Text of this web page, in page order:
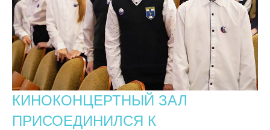
КИНОКОНЦЕРТНЫЙ ЗАЛ
ПРИСОЕДИНИЛСЯ К